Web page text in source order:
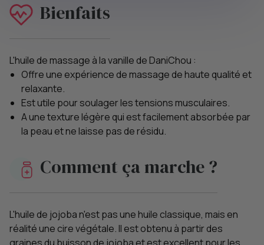
Bienfaits
L'huile de massage à la vanille de DaniChou :
Offre une expérience de massage de haute qualité et
relaxante.
Est utile pour soulager les tensions musculaires.
A une texture légère qui est facilement absorbée par
la peau et ne laisse pas de résidu.
Comment ça marche ?
L'huile de jojoba n'est pas une huile classique, mais en
réalité une cire végétale. Il est obtenu à partir des